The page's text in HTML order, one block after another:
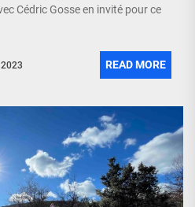
Cédric Gosse en invité pour ce
READ MORE